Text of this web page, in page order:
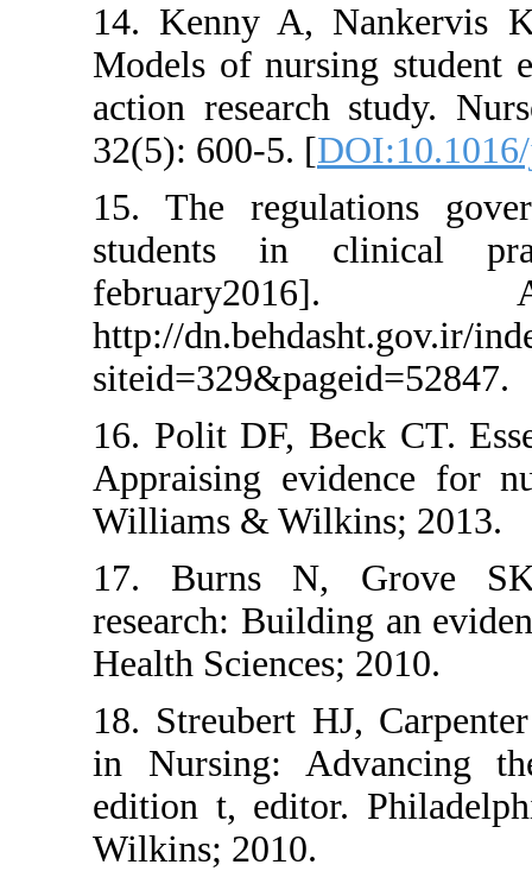
14. Kenny A,
Models of nursing
action research
32(5): 600-5. [
15. The
students in
http://
16. Polit DF, Beck
Appraising
Williams &
17. Burns N,
research: Building
Health Sciences;
18. Streubert HJ,
in Nursing:
edition t, editor.
Wilkins; 2010.